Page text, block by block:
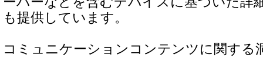
も提供しています。
コミュニケーションコンテンツに関する